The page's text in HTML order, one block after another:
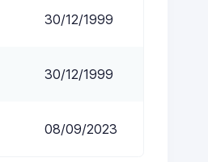
30/12/1999
30/12/1999
08/09/2023